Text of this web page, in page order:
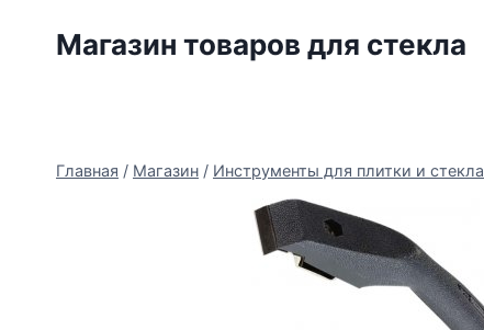
Магазин товаров для стекла
Главная / Магазин / Инструменты для плитки и стекла